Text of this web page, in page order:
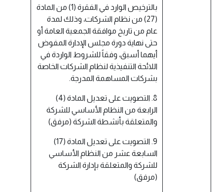
بالترخيص الوارد في الفقرة (1) من المادة
(27) من نظام الشركات، وذلك لمدة
عام من تاريخ موافقة الجمعية العامة أو
حتى نهاية دورة مجلس الإدارة المفوض
أيهما أسبق، وفقاً للشروط الواردة في
اللائحة التنفيذية لنظام الشركات الخاصة
بشركات المساهمة المدرجة.
8. التصويت على تعديل المادة (4)
الرابعة من النظام الأساسي للشركة
والمتعلقة بأنشطة الشركة (مرفق)
9. التصويت على تعديل المادة (17)
السابعة عشر من النظام الأساسي
للشركة والمتعلقة بإدارة الشركة
(مرفق)